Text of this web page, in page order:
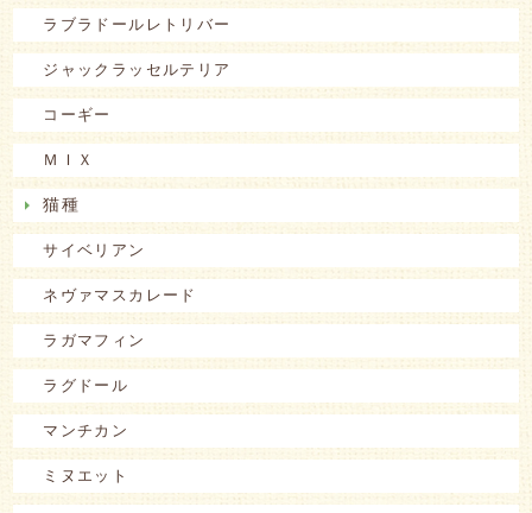
ラブラドールレトリバー
ジャックラッセルテリア
コーギー
ＭＩＸ
猫種
サイベリアン
ネヴァマスカレード
ラガマフィン
ラグドール
マンチカン
ミヌエット